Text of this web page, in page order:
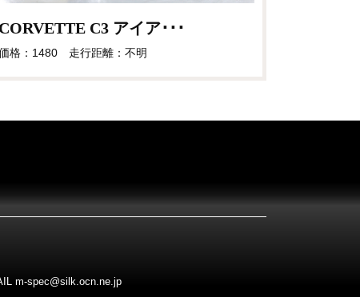
CORVETTE C3 アイア･･･
格：1480 走行距離：不明
m-spec@silk.ocn.ne.jp